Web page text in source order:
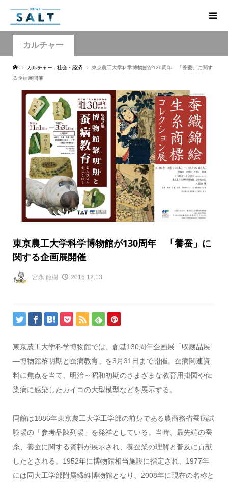
カルチャー
カルチャー 社会・経済
東京農工大学科学博物館が130周年 「養蚕」に関す
る企画展開催
東京農工大学科学博物館が130周年 「養蚕」に
関する企画展開催
宮永 龍樹 2016.12.13
東京農工大学科学博物館では、創基130周年企画展「収蔵品展
―博物館黎明期と蚕病教育」を3月31日まで開催。蚕病関連資
料に焦点を当て、明治～昭和初期のさまざまな教育用掛図や伝
染病に感染したカイコの大型模型などを展示する。
同館は1886年東京農工大学工学部の前身である農商務省蚕病試
験場の「参考品陳列場」を発祥としている。当時、最先端の蚕
糸、養蚕に関する資料が展示され、養蚕業の理解と普及に貢献
したとされる。1952年に博物館相当施設に指定され、1977年
には同大工学部附属繊維博物館となり、2008年に現在の名称と